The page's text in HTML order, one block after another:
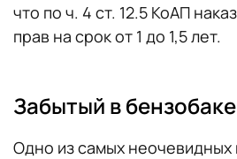
что по ч. 4 ст. 12.5 КоАП
прав на срок от 1 до 1,5 лет.
Забытый в
Одно из самых неочевидных